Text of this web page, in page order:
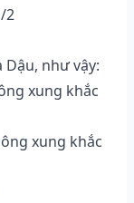
2
Dậu, như vậy:
xung khắc
xung khắc